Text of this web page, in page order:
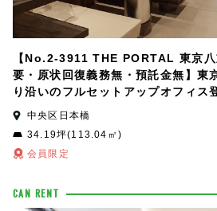
【No.2-3911 THE PORTAL 東京
要・原状回復義務無・預託金無】東
り沿いのフルセットアップオフィス
中央区日本橋
34.19坪(113.04㎡)
会員限定
CAN RENT